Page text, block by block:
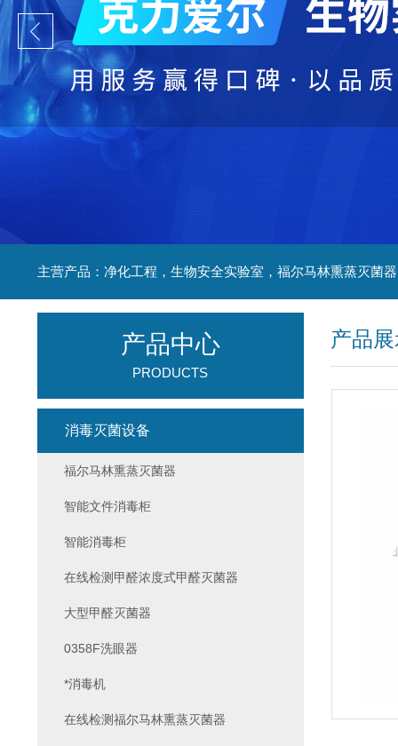
产品
产品中心
PRODUCTS
消毒灭菌设备
福尔马林熏蒸灭菌器
智能文件消毒柜
智能消毒柜
在线检测甲醛浓度式甲醛灭菌器
大型甲醛灭菌器
0358F洗眼器
*消毒机
在线检测福尔马林熏蒸灭菌器